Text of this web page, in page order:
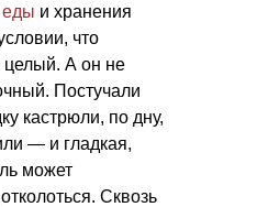
еды и хранения
что
А он не
Постучали
кастрюли, по дну,
— и гладкая,
может
Сквозь